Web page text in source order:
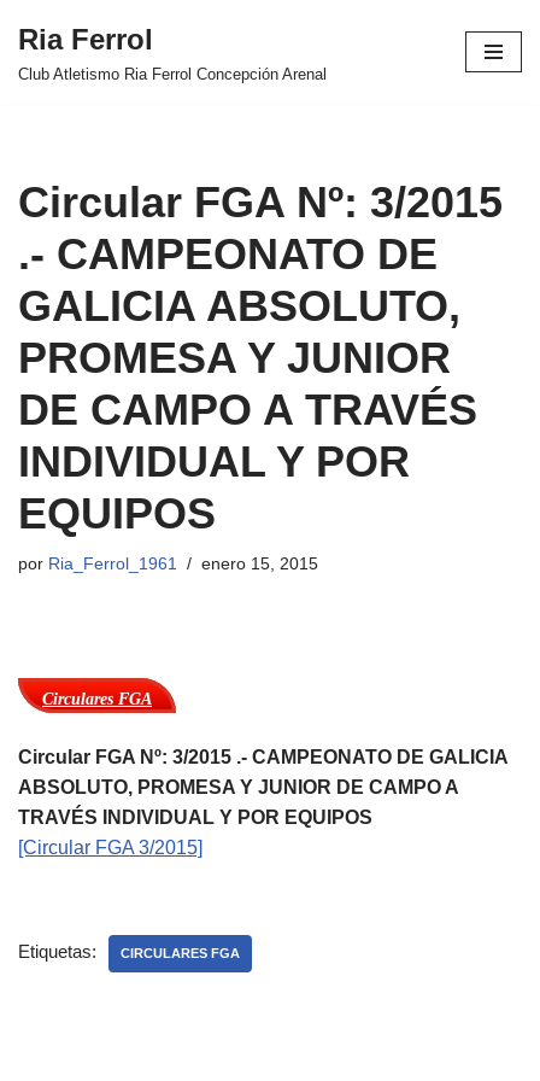
Saltar
Ria Ferrol
Club Atletismo Ria Ferrol Concepción Arenal
Circular FGA Nº: 3/2015
.- CAMPEONATO DE
GALICIA ABSOLUTO,
PROMESA Y JUNIOR
DE CAMPO A TRAVÉS
INDIVIDUAL Y POR
EQUIPOS
por Ria_Ferrol_1961 enero 15, 2015
Circulares FGA
Circular FGA Nº: 3/2015 .- CAMPEONATO DE GALICIA
ABSOLUTO, PROMESA Y JUNIOR DE CAMPO A
TRAVÉS INDIVIDUAL Y POR EQUIPOS
[Circular FGA 3/2015]
Etiquetas: CIRCULARES FGA